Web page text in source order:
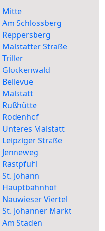
Mitte
Schlossberg
Malstatter Straße
Triller
Malstatt
Rußhütte
Rodenhof
Unteres Malstatt
Straße
Rastpfuhl
Johann
Hauptbahnhof
Viertel
Johanner Markt
Staden